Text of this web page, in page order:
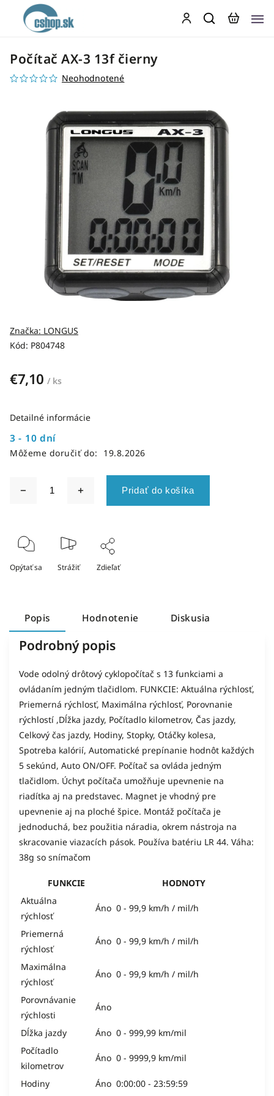
Počítač AX-3 13f čierny
Neohodnotené
Kód: P804748
Značka: LONGUS
€7,10 / ks
3 - 10 dní
Môžeme doručiť do: 19.8.2026
Pridať do košíka
Detailné informácie
Opýtať sa Strážiť Zdieľať
Popis Hodnotenie Diskusia
Podrobný popis
Vode odolný drôtový cyklopočítač s 13 funkciami a
ovládaním jedným tlačidlom. FUNKCIE: Aktuálna rýchlosť,
Priemerná rýchlosť, Maximálna rýchlosť, Porovnanie
rýchlostí ,Dĺžka jazdy, Počítadlo kilometrov, Čas jazdy,
Celkový čas jazdy, Hodiny, Stopky, Otáčky kolesa,
Spotreba kalórií, Automatické prepínanie hodnôt každých
5 sekúnd, Auto ON/OFF. Počítač sa ovláda jedným
tlačidlom. Úchyt počítača umožňuje upevnenie na
riadítka aj na predstavec. Magnet je vhodný pre
upevnenie aj na ploché špice. Montáž počítača je
jednoduchá, bez použitia náradia, okrem nástroja na
skracovanie viazacích pások. Používa batériu LR 44. Váha:
38g so snímačom
FUNKCIE
HODNOTY
Aktuálna
rýchlosť
Áno 0 - 99,9 km/h / mil/h
Priemerná
rýchlosť
Áno 0 - 99,9 km/h / mil/h
Maximálna
rýchlosť
Áno 0 - 99,9 km/h / mil/h
Porovnávanie
rýchlosti
Áno
Dĺžka jazdy Áno 0 - 999,99 km/mil
Počítadlo
kilometrov
Áno 0 - 9999,9 km/mil
Hodiny Áno 0:00:00 - 23:59:59